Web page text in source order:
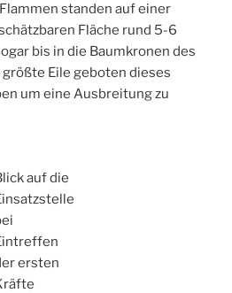
standen auf einer
Fläche rund 5-6
bis in die Baumkronen des
Eile geboten dieses
um eine Ausbreitung zu
auf die
ersten